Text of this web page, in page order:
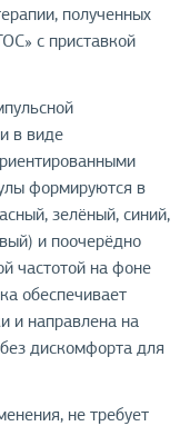
полученных
с приставкой
в виде
формируются в
зелёный, синий,
и поочерёдно
частотой на фоне
обеспечивает
и направлена на
дискомфорта для
не требует